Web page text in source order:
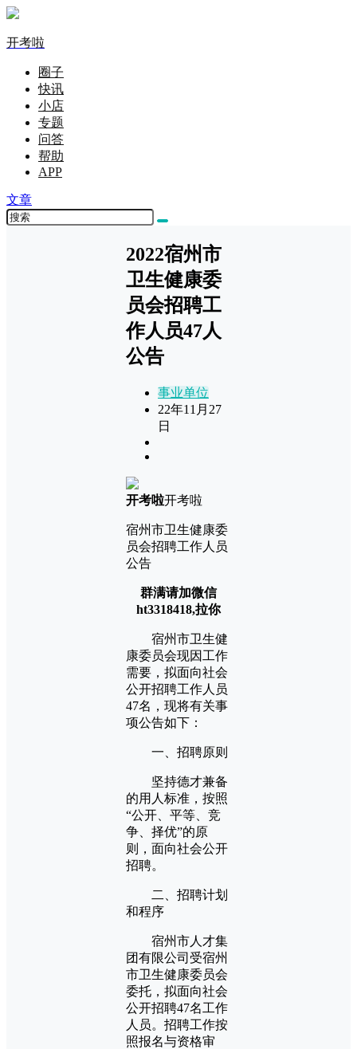
开考啦
圈子
快讯
小店
专题
问答
帮助
APP
文章
2022宿州市
卫生健康委
员会招聘工
作人员47人
公告
事业单位
22年11月27
日
开考啦开考啦
宿州市卫生健康委
员会招聘工作人员
公告
群满请加微信
ht3318418,拉你
宿州市卫生健
康委员会现因工作
需要，拟面向社会
公开招聘工作人员
47名，现将有关事
项公告如下：
一、招聘原则
坚持德才兼备
的用人标准，按照
“公开、平等、竞
争、择优”的原
则，面向社会公开
招聘。
二、招聘计划
和程序
宿州市人才集
团有限公司受宿州
市卫生健康委员会
委托，拟面向社会
公开招聘47名工作
人员。招聘工作按
照报名与资格审